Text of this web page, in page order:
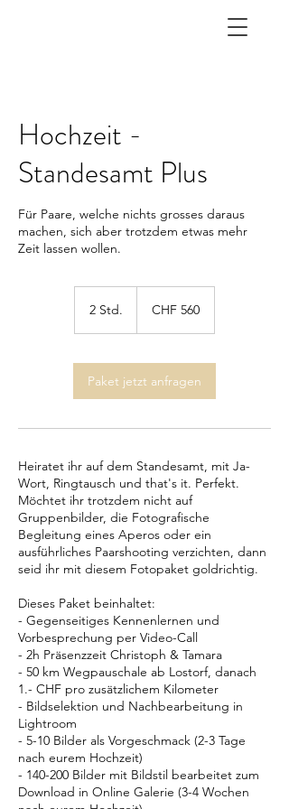
Hochzeit -
Standesamt Plus
Für Paare, welche nichts grosses daraus
machen, sich aber trotzdem etwas mehr
Zeit lassen wollen.
2 Std.
d
.
Franken
CHF 560
Paket jetzt anfragen
Heiratet ihr auf dem Standesamt, mit Ja-
Wort, Ringtausch und that's it. Perfekt.
Möchtet ihr trotzdem nicht auf
Gruppenbilder, die Fotografische
Begleitung eines Aperos oder ein
ausführliches Paarshooting verzichten, dann
seid ihr mit diesem Fotopaket goldrichtig.
Dieses Paket beinhaltet:
- Gegenseitiges Kennenlernen und
Vorbesprechung per Video-Call
- 2h Präsenzzeit Christoph & Tamara
- 50 km Wegpauschale ab Lostorf, danach
1.- CHF pro zusätzlichem Kilometer
- Bildselektion und Nachbearbeitung in
Lightroom
- 5-10 Bilder als Vorgeschmack (2-3 Tage
nach eurem Hochzeit)
- 140-200 Bilder mit Bildstil bearbeitet zum
Download in Online Galerie (3-4 Wochen